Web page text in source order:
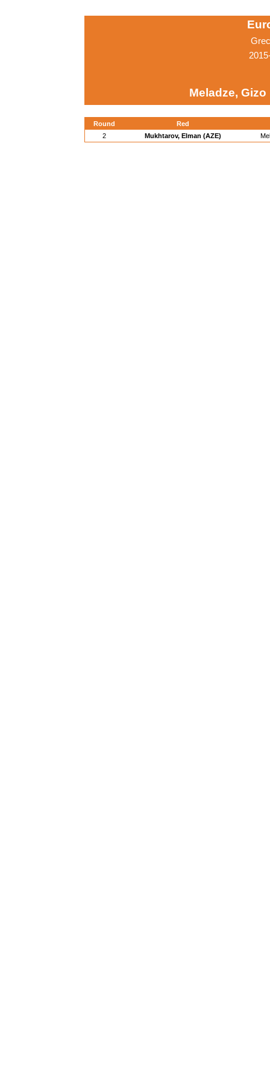
Meladze, Gizo
Round
Red
2
Mukhtarov, Elman (AZE)